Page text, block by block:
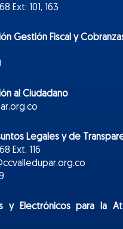
Ext: 101, 163
Gestión Fiscal y
al Ciudadano
Legales y de
Ext. 116
yElectrónicospara la